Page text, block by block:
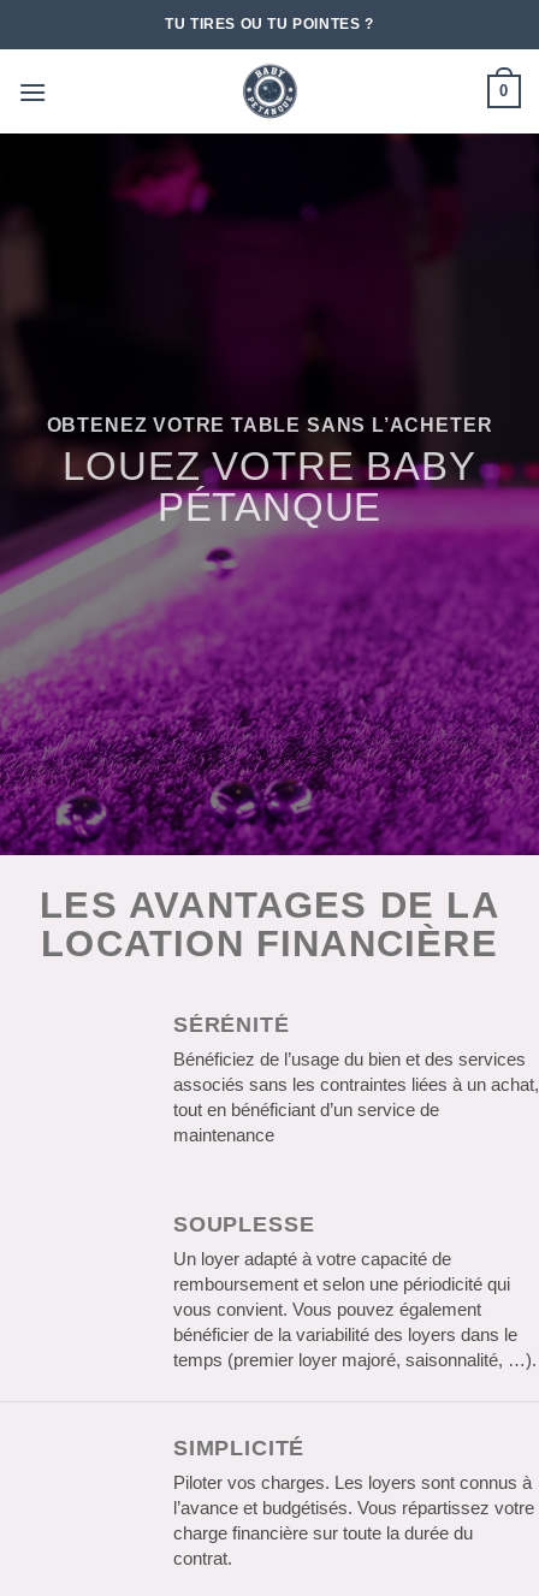
TU TIRES OU TU POINTES ?
0
OBTENEZ VOTRE TABLE SANS L’ACHETER
LOUEZ VOTRE BABY
PÉTANQUE
LES AVANTAGES DE LA
LOCATION FINANCIÈRE
SÉRÉNITÉ
Bénéficiez de l’usage du bien et des services
associés sans les contraintes liées à un achat,
tout en bénéficiant d’un service de
maintenance
SOUPLESSE
Un loyer adapté à votre capacité de
remboursement et selon une périodicité qui
vous convient. Vous pouvez également
bénéficier de la variabilité des loyers dans le
temps (premier loyer majoré, saisonnalité, …).
SIMPLICITÉ
Piloter vos charges. Les loyers sont connus à
l’avance et budgétisés. Vous répartissez votre
charge financière sur toute la durée du
contrat.